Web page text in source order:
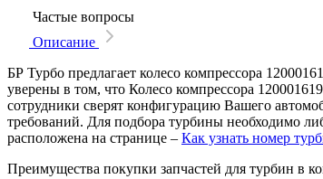
Частые вопросы
Описание
БР Турбо предлагает колесо компрессора
уверены в том, что Колесо компрессора
сотрудники сверят конфигурацию Вашего
требований. Для подбора турбины необходимо
расположена на странице – Как узнать номер
Преимущества покупки запчастей для турбин в